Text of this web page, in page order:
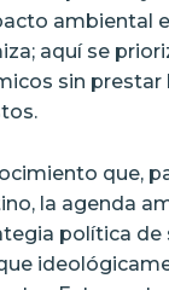
ambiental
aquí se
sin prestar
que,
la agenda
política de